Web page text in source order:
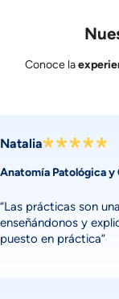
Conoce la
Natalia
Anatomía Patológica
“Las prácticas son
enseñándonos y
puesto en práctica”